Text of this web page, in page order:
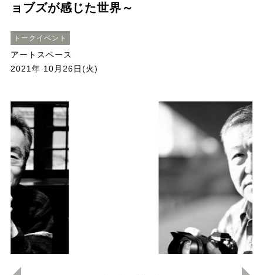
ョブズが感じた世界～
トークイベント
アートスペース
2021年 10月26日(火)